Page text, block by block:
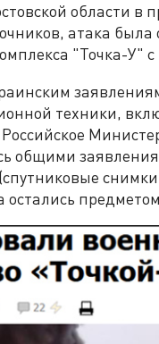
области в
атака была
"Точка-У"
техники,
общими